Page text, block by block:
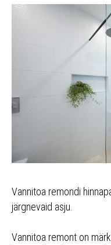
Vannitoa remondi
järgnevaid asju.
Vannitoa remont on